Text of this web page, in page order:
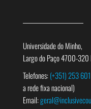
Universidade do Minho,
Largo do Paço 4700-320
Telefones:(+351) 253
a rede fixa nacional)
Email: